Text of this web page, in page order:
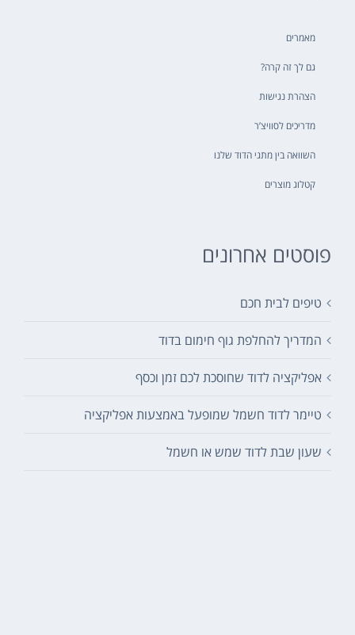
מאמרים
גם לך זה קרה?
הצהרת נגישות
מדריכים לסוויצ’ר
השוואה בין מתגי הדוד שלנו
קטלוג מוצרים
פוסטים אחרונים
טיפים לבית חכם
המדריך להחלפת גוף חימום בדוד
אפליקציה לדוד שחוסכת לכם זמן וכסף
טיימר לדוד חשמל שמופעל באמצעות אפליקציה
שעון שבת לדוד שמש או חשמל